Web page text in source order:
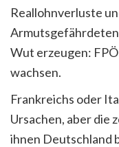
Reallohnverluste
Armutsgefährdeten
Wut erzeugen:
wachsen.
Frankreichs oder
Ursachen, aber die
ihnen Deutschland